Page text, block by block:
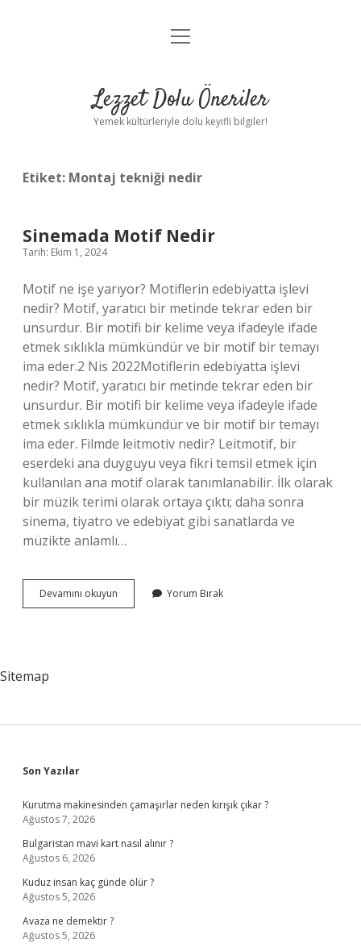
Anasayfa
Yasal Uyarı
menüyü
Lezzet Dolu Öneriler
Yemek kültürleriyle dolu keyifli bilgiler!
Etiket: Montaj tekniği nedir
Sinemada Motif Nedir
Tarih: Ekim 1, 2024
Motif ne işe yarıyor? Motiflerin edebiyatta işlevi
nedir? Motif, yaratıcı bir metinde tekrar eden bir
unsurdur. Bir motifi bir kelime veya ifadeyle ifade
etmek sıklıkla mümkündür ve bir motif bir temayı
ima eder.2 Nis 2022Motiflerin edebiyatta işlevi
nedir? Motif, yaratıcı bir metinde tekrar eden bir
unsurdur. Bir motifi bir kelime veya ifadeyle ifade
etmek sıklıkla mümkündür ve bir motif bir temayı
ima eder. Filmde leitmotiv nedir? Leitmotif, bir
eserdeki ana duyguyu veya fikri temsil etmek için
kullanılan ana motif olarak tanımlanabilir. İlk olarak
bir müzik terimi olarak ortaya çıktı; daha sonra
sinema, tiyatro ve edebiyat gibi sanatlarda ve
müzikte anlamlı…
Devamını okuyun Sinemada
Motif
Yorum Bırak
Sitemap
Sidebar
Son Yazılar
Kurutma makinesinden çamaşırlar neden kırışık çıkar ?
Ağustos 7, 2026
Bulgaristan mavi kart nasıl alınır ?
Ağustos 6, 2026
Kuduz insan kaç günde ölür ?
Ağustos 5, 2026
Avaza ne demektir ?
Ağustos 5, 2026